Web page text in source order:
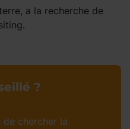
a la recherche de
?
de chercher la